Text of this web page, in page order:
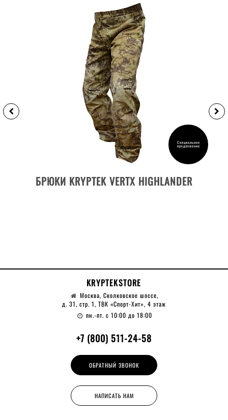
Специальное
предложение
БРЮКИ KRYPTEK VERTX HIGHLANDER
KRYPTEKSTORE
Москва, Сколковское шоссе,
д. 31, стр. 1, ТВК «Спорт-Хит», 4 этаж
пн.-пт. с 10:00 до 18:00
+7 (800) 511-24-58
ОБРАТНЫЙ ЗВОНОК
НАПИСАТЬ НАМ